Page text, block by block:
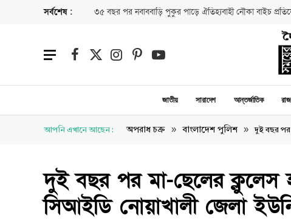
সর্বশেষ : ৩৫ বছর পর নবাববাড়ি পুকুর পাড়ে ঐতিহ্যবাহী নৌকা বাইচ
Facebook
X
Instagram
PinterestYouTube
জাতীয় সারাদেশ আন্তর্জাতিক
আপনি এখানে আছেন : অপরাধ চক্র » বাংলাদেশ পুলিশ » দুই বছর পর
দুই বছর পর মা-ছেলের ক্লুলেস
সিআইডি নোয়াখালী জেলা